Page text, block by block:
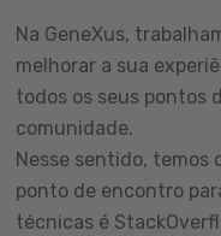
Na GeneXus,
melhorar a sua
todos os seus pontos
comunidade.
Nesse sentido, temos
ponto de encontro
técnicas é